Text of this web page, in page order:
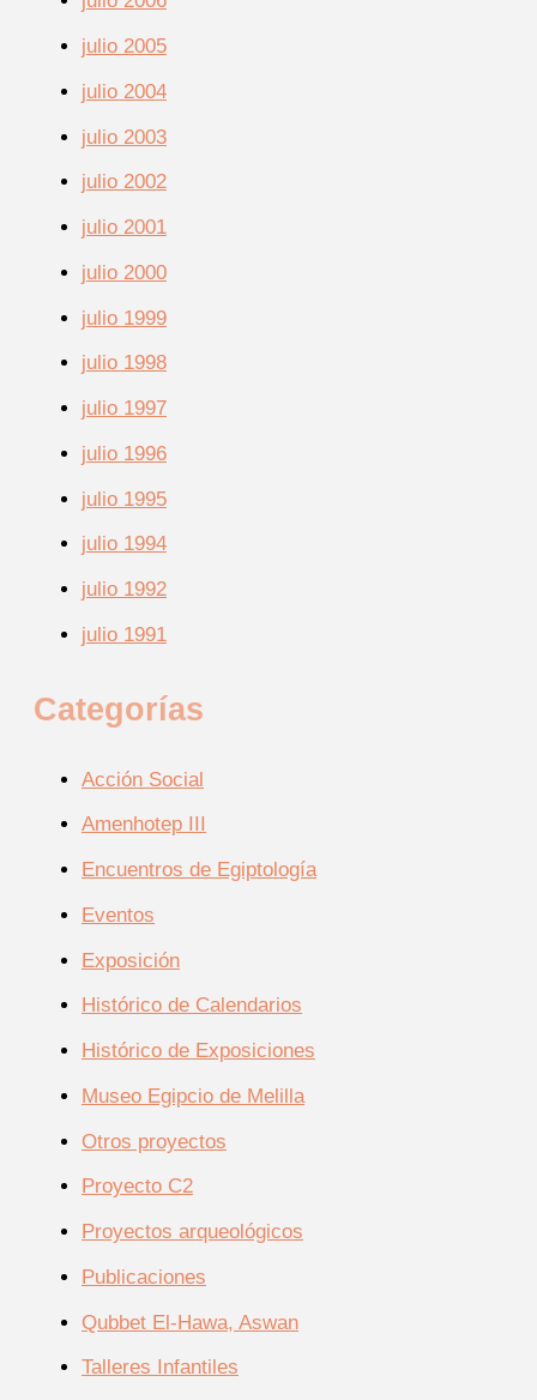
julio 2005
julio 2004
julio 2003
julio 2002
julio 2001
julio 2000
julio 1999
julio 1998
julio 1997
julio 1996
julio 1995
julio 1994
julio 1992
julio 1991
Categorías
Acción Social
Amenhotep III
Encuentros de Egiptología
Eventos
Exposición
Histórico de Calendarios
Histórico de Exposiciones
Museo Egipcio de Melilla
Otros proyectos
Proyecto C2
Proyectos arqueológicos
Publicaciones
Qubbet El-Hawa, Aswan
Talleres Infantiles